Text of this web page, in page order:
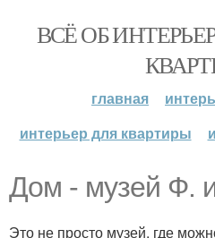
ВСЁ ОБ
главная
интерьер для квартиры
Дом - музей Ф.
Это не просто музей, где